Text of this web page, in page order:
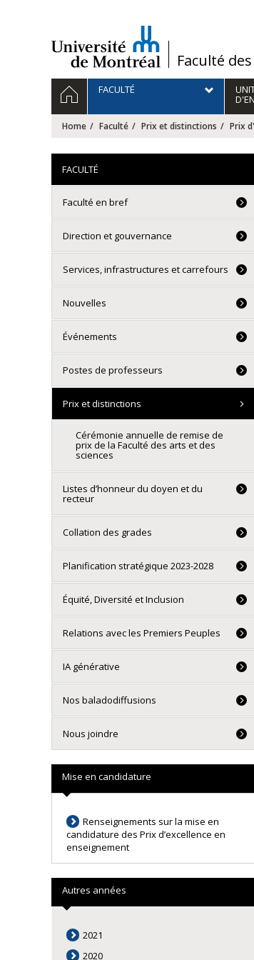
/Faculté
Navigation
principale
HOMEFACULTÉ
Home Faculté Prix et distinctions Prix
FACULTÉ
Faculté en bref
Direction et gouvernance
Services, infrastructures et carrefours
Nouvelles
Événements
Postes de professeurs
Prix et distinctions
Cérémonie annuelle de remise de
prix de la Faculté des arts et des
sciences
Listes d’honneur du doyen et du
recteur
Collation des grades
Planification stratégique 2023-2028
Équité, Diversité et Inclusion
Relations avec les Premiers Peuples
IA générative
Nos baladodiffusions
Nous joindre
Mise en candidature
Renseignements sur la mise en
candidature des Prix d’excellence en
enseignement
Autres années
2021
2020